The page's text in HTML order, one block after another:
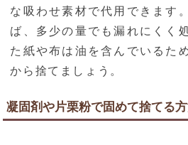
な吸わせ素材で代用できます
ば、多少の量でも漏れにくく
た紙や布は油を含んでいるた
から捨てましょう。
凝固剤や片栗粉で固めて捨てる